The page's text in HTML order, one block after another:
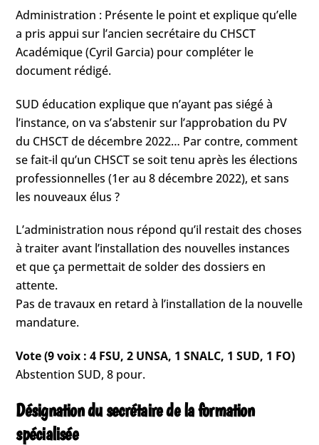
Administration : Présente le point et explique qu’elle
a pris appui sur l’ancien secrétaire du CHSCT
Académique (Cyril Garcia) pour compléter le
document rédigé.
SUD éducation explique que n’ayant pas siégé à
l’instance, on va s’abstenir sur l’approbation du PV
du CHSCT de décembre 2022… Par contre, comment
se fait-il qu’un CHSCT se soit tenu après les élections
professionnelles (1er au 8 décembre 2022), et sans
les nouveaux élus ?
L’administration nous répond qu’il restait des choses
à traiter avant l’installation des nouvelles instances
et que ça permettait de solder des dossiers en
attente.
Pas de travaux en retard à l’installation de la nouvelle
mandature.
Vote (9 voix : 4 FSU, 2 UNSA, 1 SNALC, 1 SUD, 1 FO)
Abstention SUD, 8 pour.
Désignation du secrétaire de la formation
spécialisée